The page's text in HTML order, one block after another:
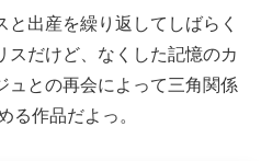
出産を繰り返してしばらく
スだけど、なくした記憶のカ
ュとの再会によって三角関係
る作品だよっ。